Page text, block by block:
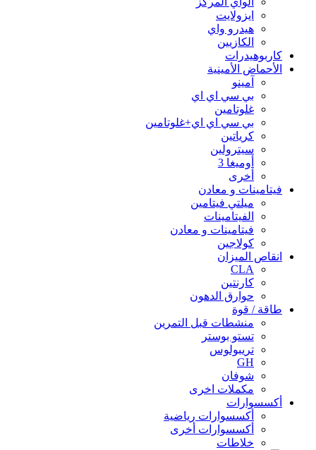
ايزولايت
هيدرو واي
الكازيين
كاربوهيدرات
الأحماض الأمينية
آمينو
بي سي اي اي
غلوتامين
بي سي اي اي+غلوتامين
كرياتين
سيترولين
أوميغا 3
أخرى
فيتامينات و معادن
ميلتي فيتامين
الفيتامينات
فيتامينات و معادن
كولاجين
انقاص الميزان
CLA
كارنتين
حوارق الدهون
طاقة / قوة
منشطات قبل التمرين
تستو بوستر
تريبولوس
GH
شوفان
مكملات اخرى
أكسسوارات
أكسسوارات رياضية
أكسسوارات أخرى
خلاطات